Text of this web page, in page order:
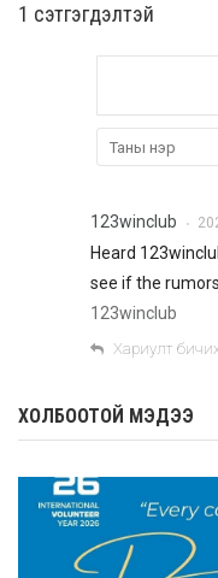
1 сэтгэгдэлтэй
123winclub •
Heard
see if the
123winclub
Хариулт
ХОЛБООТОЙ МЭДЭЭ